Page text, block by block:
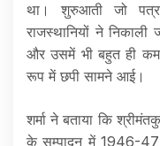
था। शुरुआती जो पत्र
राजस्थानियों ने
और उसमें भी बहुत ही कम
रूप में छपी सामने आई।
शर्मा ने बताया कि
के सम्पादन में 1946-